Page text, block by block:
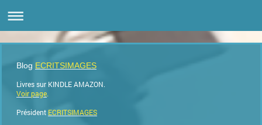
Blog ECRITSIMAGES
Livres sur KINDLE AMAZON.
Voir page.
Président ECRITSIMAGES